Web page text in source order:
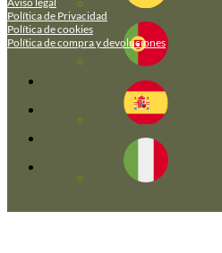
Política de Privacidad
Política de cookies
Política de compra y devoluciones